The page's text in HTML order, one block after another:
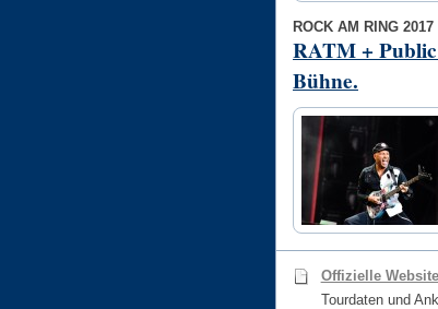
ROCK AM RING 2017
RATM +
Bühne.
Offizielle Website
Tourdaten und